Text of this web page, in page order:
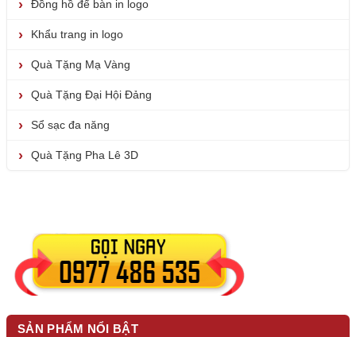
Đồng hồ để bàn in logo
Khẩu trang in logo
Quà Tặng Mạ Vàng
Quà Tặng Đại Hội Đảng
Sổ sạc đa năng
Quà Tặng Pha Lê 3D
SẢN PHẨM NỔI BẬT